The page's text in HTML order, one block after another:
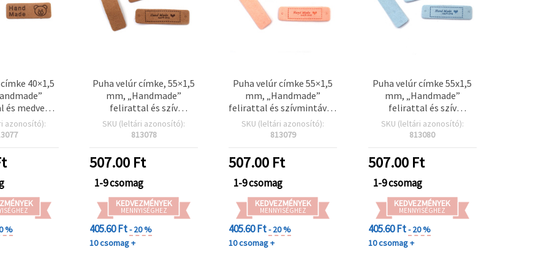
40×1,5
medve
– 10 db
azonosító):
%
Puha velúr címke, 55×1,5
mm, „Handmade”
felirattal és szív
motívummal, bézs – 10
db
SKU (leltári azonosító):
813078
507.00 Ft
1-9 csomag
KEDVEZMÉNYEK
MENNYISÉGHEZ
405.60 Ft- 20 %
10 csomag +
Puha velúr címke 55×1,5
mm, „Handmade”
felirattal és szívmintával,
világos rózsaszín – 10 db
SKU (leltári azonosító):
813079
507.00 Ft
1-9 csomag
KEDVEZMÉNYEK
MENNYISÉGHEZ
405.60 Ft- 20 %
10 csomag +
Puha velúr címke 55x1,5
mm, „Handmade”
felirattal és szív
motívummal, világoskék
– 10 db
SKU (leltári azonosító):
813080
507.00Ft
1-9 csomag
KEDVEZMÉNYEK
MENNYISÉGHEZ
405.60 Ft- 20 %
10 csomag +